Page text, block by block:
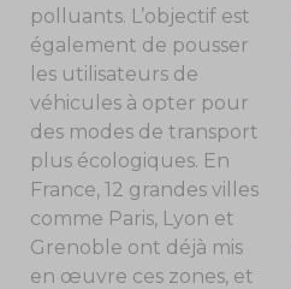
polluants. L’objectif est
également de pousser
les utilisateurs de
véhicules à opter pour
des modes de transport
plus écologiques. En
France, 12 grandes villes
comme Paris, Lyon et
Grenoble ont déjà mis
en œuvre ces zones, et